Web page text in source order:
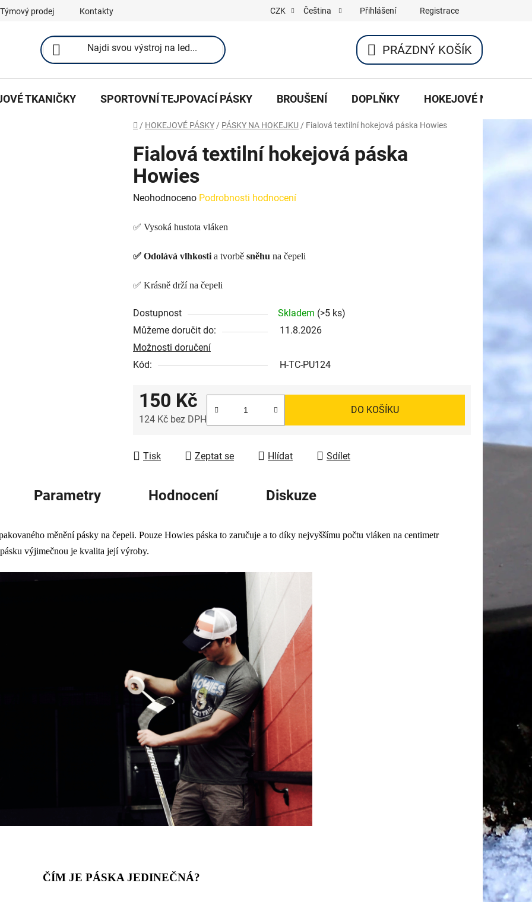
Týmový prodej Kontakty CZK Čeština Přihlášení Registrace
NÁKUPNÍ
KOŠÍK
PRÁZDNÝ KOŠÍK
TKANIČKY SPORTOVNÍ TEJPOVACÍ PÁSKY BROUŠENÍ DOPLŇKY HOKEJOVÉ NOŽE
Domů
/ HOKEJOVÉ PÁSKY / PÁSKY NA HOKEJKU / Fialová textilní hokejová páska Howies
Fialová textilní hokejová páska
Howies
Průměrné
produktu
0,0
hvězdiček.
Neohodnoceno Podrobnosti hodnocení
✅ Vysoká hustota vláken
✅ Odolává vlhkosti a tvorbě sněhu na čepeli
✅ Krásně drží na čepeli
Dostupnost Skladem (>5 ks)
Můžeme doručit do:
11.8.2026
Možnosti doručení
Kód:
H-TC-PU124
150 Kč
124 Kč bez DPH
DO KOŠÍKU
Tisk Zeptat se Hlídat Sdílet
Parametry Hodnocení Diskuze
měnění pásky na čepeli. Pouze Howies páska to zaručuje a to díky nejvyššímu počtu vláken na centimetr
výjimečnou je kvalita její výroby.
ČÍM JE PÁSKA JEDINEČNÁ?